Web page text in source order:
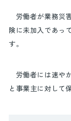
労働者が業務災
険に未加入であっ
す。
労働者には速や
と事業主に対して